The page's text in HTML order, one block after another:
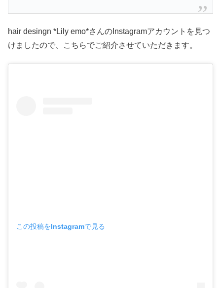
hair desingn *Lily emo*さんのInstagramアカウントを見つ
けましたので、こちらでご紹介させていただきます。
この投稿をInstagramで見る